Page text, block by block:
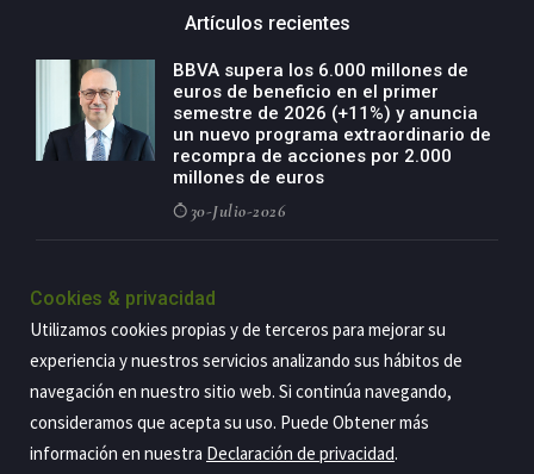
Artículos recientes
BBVA supera los 6.000 millones de
euros de beneficio en el primer
semestre de 2026 (+11%) y anuncia
un nuevo programa extraordinario de
recompra de acciones por 2.000
millones de euros
30-Julio-2026
negocio agro con un modelo global
de especialización presente en siete
países
29-Julio-2026
Cookies & privacidad
Utilizamos cookies propias y de terceros para mejorar su
experiencia y nuestros servicios analizando sus hábitos de
navegación en nuestro sitio web. Si continúa navegando,
consideramos que acepta su uso. Puede Obtener más
información en nuestra Declaración de privacidad.